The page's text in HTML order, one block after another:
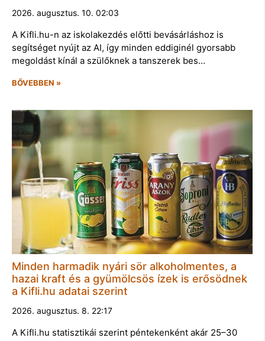
2026. augusztus. 10. 02:03
A Kifli.hu-n az iskolakezdés előtti bevásárláshoz is
segítséget nyújt az AI, így minden eddiginél gyorsabb
megoldást kínál a szülőknek a tanszerek bes…
BŐVEBBEN »
Minden harmadik nyári sör alkoholmentes, a
hazai kraft és a gyümölcsös ízek is erősödnek
a Kifli.hu adatai szerint
2026. augusztus. 8. 22:17
A Kifli.hu statisztikái szerint péntekenként akár 25–30